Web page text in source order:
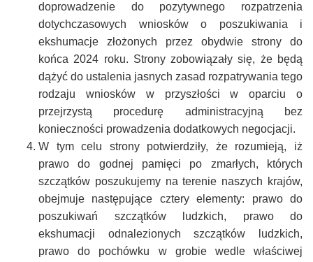
doprowadzenie do pozytywnego rozpatrzenia
dotychczasowych wniosków o poszukiwania i
ekshumacje złożonych przez obydwie strony do
końca 2024 roku. Strony zobowiązały się, że będą
dążyć do ustalenia jasnych zasad rozpatrywania tego
rodzaju wniosków w przyszłości w oparciu o
przejrzystą procedurę administracyjną bez
konieczności prowadzenia dodatkowych negocjacji.
W tym celu strony potwierdziły, że rozumieją, iż
prawo do godnej pamięci po zmarłych, których
szczątków poszukujemy na terenie naszych krajów,
obejmuje następujące cztery elementy: prawo do
poszukiwań szczątków ludzkich, prawo do
ekshumacji odnalezionych szczątków ludzkich,
prawo do pochówku w grobie wedle właściwej